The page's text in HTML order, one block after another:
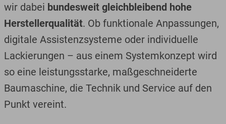
wir dabei bundesweit gleichbleibend hohe
Herstellerqualität. Ob funktionale Anpassungen,
digitale Assistenzsysteme oder individuelle
Lackierungen – aus einem Systemkonzept wird
so eine leistungsstarke, maßgeschneiderte
Baumaschine, die Technik und Service auf den
Punkt vereint.